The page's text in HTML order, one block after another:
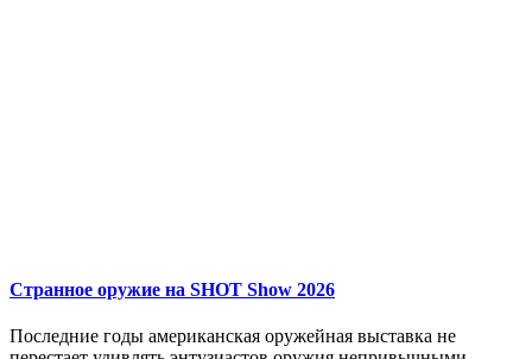
Странное оружие на SHOT Show 2026
Последние годы американская оружейная выставка не